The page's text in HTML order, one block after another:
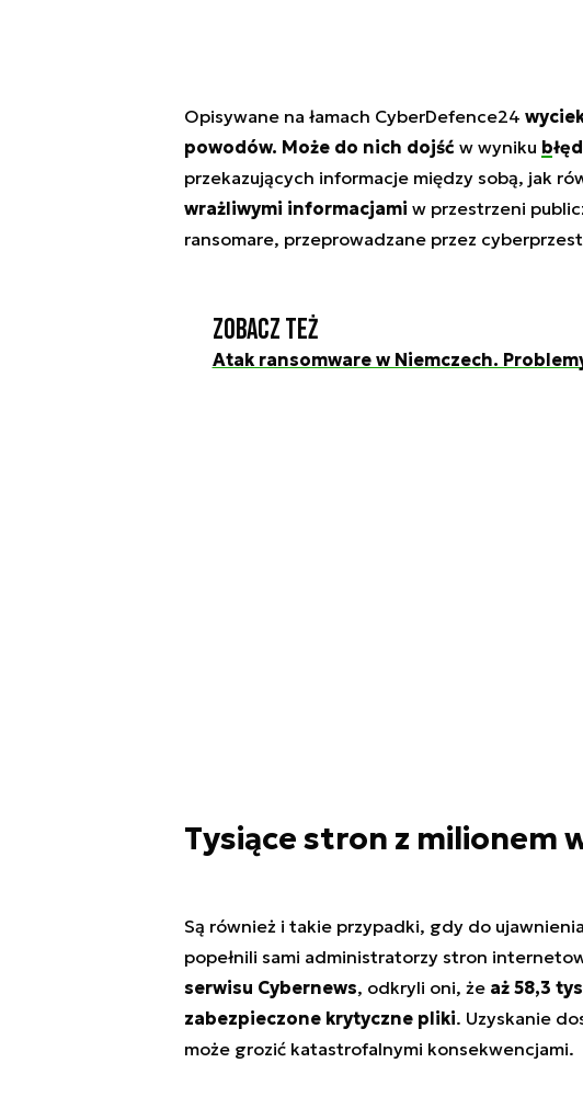
Opisywane na łamach CyberDefence24
powodów. Może do nich dojść w wyniku
przekazujących informacje między sobą, jak
wrażliwymi informacjami w przestrzeni
ransomare, przeprowadzane przez
Zobacz też
Atak ransomware w Niemczech.
Tysiące stron z milionem
Są również i takie przypadki, gdy do
popełnili sami administratorzy stron
serwisu Cybernews, odkryli oni, że aż 58,3
zabezpieczone krytyczne pliki. Uzyskanie
może grozić katastrofalnymi konsekwencjami.